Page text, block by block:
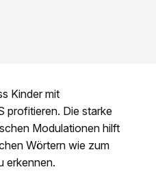
Kinder mit
profitieren. Die starke
Modulationen hilft
Wörtern wie zum
erkennen.